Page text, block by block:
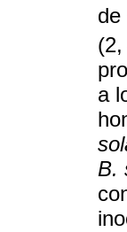
de
a
B.